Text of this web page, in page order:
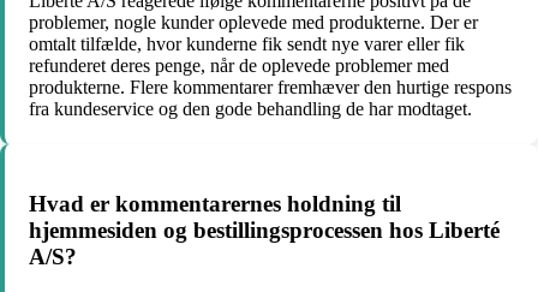
problemer, nogle kunder oplevede med produkterne. Der er
omtalt tilfælde, hvor kunderne fik sendt nye varer eller fik
refunderet deres penge, når de oplevede problemer med
produkterne. Flere kommentarer fremhæver den hurtige respons
fra kundeservice og den gode behandling de har modtaget.
Hvad er kommentarernes holdning til
hjemmesiden og bestillingsprocessen hos Liberté
A/S?